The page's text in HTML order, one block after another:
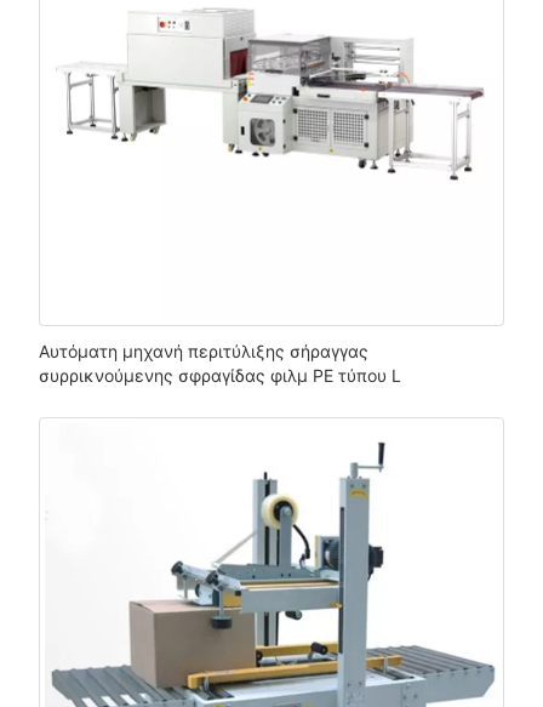
Αυτόματη μηχανή περιτύλιξης σήραγγας
συρρικνούμενης σφραγίδας φιλμ PE τύπου L